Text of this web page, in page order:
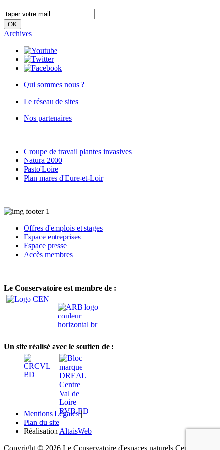
Archives
Qui sommes nous ?
Le réseau de sites
Nos partenaires
Groupe de travail plantes invasives
Natura 2000
Pasto'Loire
Plan mares d'Eure-et-Loir
Offres d'emplois et stages
Espace entreprises
Espace presse
Accès membres
Le Conservatoire est membre de :
Un site réalisé avec le soutien de :
Mentions Légales|
Plan du site |
Réalisation AltaisWeb
Copyright © 2026 Le Conservatoire d'espaces naturels Centre-Val